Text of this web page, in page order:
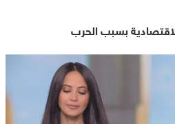
بسبب الحرب